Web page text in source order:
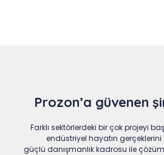
Prozon’a güvenen
Farklı sektörlerdeki bir çok projeyi
endüstriyel hayatın gerçeklerini
güçlü danışmanlık kadrosu ile